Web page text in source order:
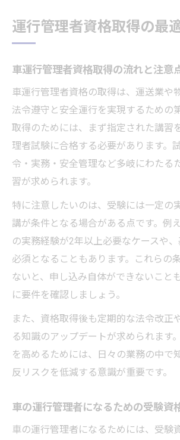
運行管理者資格取得の最
車運行管理者資格取得の流れと注意
車運行管理者資格の取得は、運送業や
法令遵守と安全運行を実現するための
取得のためには、まず指定された講習
理者試験に合格する必要があります。
令・実務・安全管理など多岐にわたる
習が求められます。
特に注意したいのは、受験には一定の
講が条件となる場合がある点です。例
の実務経験が2年以上必要なケースや
必須となることもあります。これらの
ないと、申し込み自体ができないこと
に要件を確認しましょう。
また、資格取得後も定期的な法令改正
る知識のアップデートが求められます
を高めるためには、日々の業務の中で
反リスクを低減する意識が重要です。
車の運行管理者になるための受験資
車の運行管理者になるためには、受験